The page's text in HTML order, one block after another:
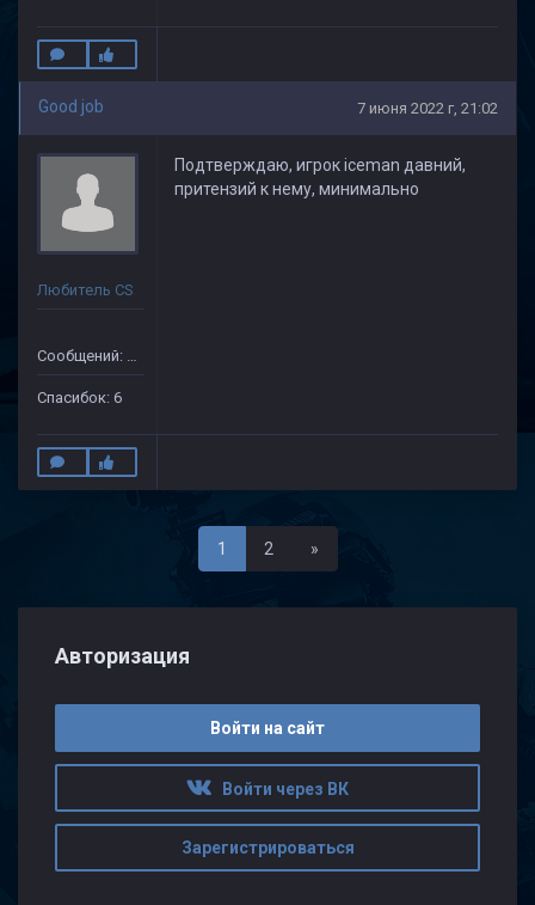
Good job 7 июня 2022 г, 21:02
Любитель CS
Сообщений: 47
Спасибок: 6
Подтверждаю, игрок iceman давний,
притензий к нему, минимально
1 2 »Последняя
Авторизация
Войти на сайт
Войти через ВК
Зарегистрироваться